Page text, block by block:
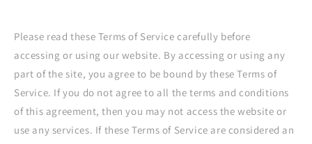
Please read these Terms of Service carefully before
accessing or using our website. By accessing or using any
part of the site, you agree to be bound by these Terms of
Service. If you do not agree to all the terms and conditions
of this agreement, then you may not access the website or
use any services. If these Terms of Service are considered an